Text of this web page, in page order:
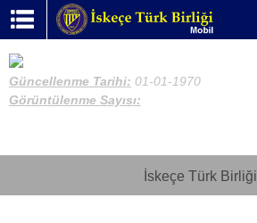
Güncellenme Tarihi: 01-01-1970
Görüntülenme Sayısı:
İskeçe Türk Birliği